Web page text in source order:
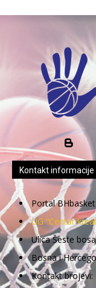
Kontakt informacije
Portal
UG “Centar
Ulica Šeste
Bosna i
Kontakt brojevi: